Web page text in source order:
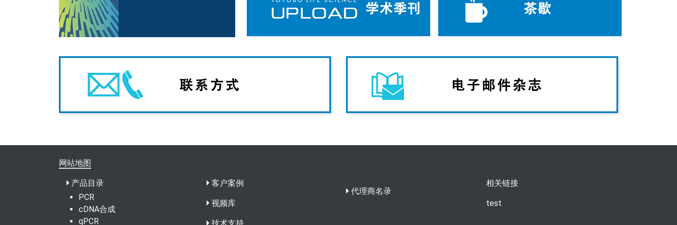
网站地图
产品目录
PCR
cDNA合成
qPCR
客户案例
视频库
技术支持
代理商名录
相关链接
test